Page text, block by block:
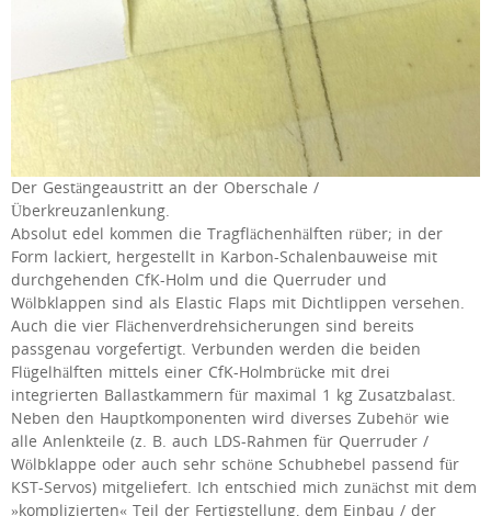
Der Gestängeaustritt an der Oberschale /
Überkreuzanlenkung.
Absolut edel kommen die Tragflächenhälften rüber; in der
Form lackiert, hergestellt in Karbon-Schalenbauweise mit
durchgehenden CfK-Holm und die Querruder und
Wölbklappen sind als Elastic Flaps mit Dichtlippen versehen.
Auch die vier Flächenverdrehsicherungen sind bereits
passgenau vorgefertigt. Verbunden werden die beiden
Flügelhälften mittels einer CfK-Holmbrücke mit drei
integrierten Ballastkammern für maximal 1 kg Zusatzbalast.
Neben den Hauptkomponenten wird diverses Zubehör wie
alle Anlenkteile (z. B. auch LDS-Rahmen für Querruder /
Wölbklappe oder auch sehr schöne Schubhebel passend für
KST-Servos) mitgeliefert. Ich entschied mich zunächst mit dem
»komplizierten« Teil der Fertigstellung, dem Einbau / der